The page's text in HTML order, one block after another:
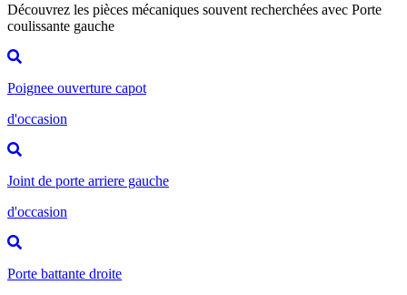
Découvrez les pièces mécaniques souvent recherchées avec Porte
coulissante gauche
Poignee ouverture capot
d'occasion
Joint de porte arriere gauche
d'occasion
Porte battante droite